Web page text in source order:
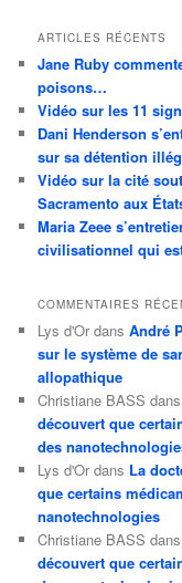
ARTICLES RÉCENTS
Jane Ruby
poisons…
Vidéo sur les 11
Dani Henderson
sur sa détention
Vidéo sur la cité
Sacramento aux
Maria Zeee
civilisationnel qui
COMMENTAIRES
Lys d'Or dansAndré
sur le système de
allopathique
Christiane BASS dans
découvert que
des
Lys d'Or dans La
que certains
nanotechnologies
Christiane BASS dans
découvert que